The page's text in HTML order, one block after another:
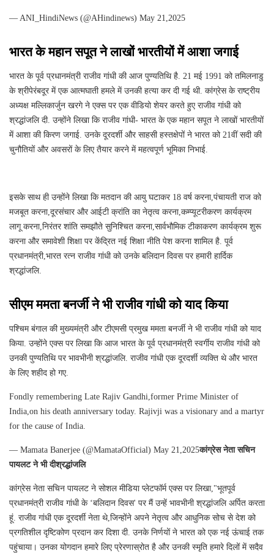
— ANI_HindiNews (@AHindinews) May 21,2025
भारत के महान सपूत ने लाखों भारतीयों में आशा जगाई
भारत के पूर्व प्रधानमंत्री राजीव गांधी की आज पुण्यतिथि है. 21 मई 1991 को तमिलनाडु
के श्रीपेरंबदूर में एक आत्मघाती हमले में उनकी हत्या कर दी गई थी. कांग्रेस के राष्ट्रीय
अध्यक्ष मल्लिकार्जुन खरगे ने एक्स पर एक वीडियो शेयर करते हुए राजीव गांधी को
श्रद्धांजलि दी. उन्होंने लिखा कि राजीव गांधी- भारत के एक महान सपूत ने लाखों भारतीयों
में आशा की किरण जगाई. उनके दूरदर्शी और साहसी हस्तक्षेपों ने भारत को 21वीं सदी की
चुनौतियों और अवसरों के लिए तैयार करने में महत्वपूर्ण भूमिका निभाई.
इसके साथ ही उन्होंने लिखा कि मतदान की आयु घटाकर 18 वर्ष करना,पंचायती राज को
मजबूत करना,दूरसंचार और आईटी क्रांति का नेतृत्व करना,कम्प्यूटरीकरण कार्यक्रम
लागू करना,निरंतर शांति समझौते सुनिश्चित करना,सार्वभौमिक टीकाकरण कार्यक्रम शुरू
करना और समावेशी शिक्षा पर केंद्रित नई शिक्षा नीति पेश करना शामिल है. पूर्व
प्रधानमंत्री,भारत रत्न राजीव गांधी को उनके बलिदान दिवस पर हमारी हार्दिक
श्रद्धांजलि.
सीएम ममता बनर्जी ने भी राजीव गांधी को याद किया
पश्चिम बंगाल की मुख्यमंत्री और टीएमसी प्रमुख ममता बनर्जी ने भी राजीव गांधी को याद
किया. उन्होंने एक्स पर लिखा कि आज भारत के पूर्व प्रधानमंत्री स्वर्गीय राजीव गांधी को
उनकी पुण्यतिथि पर भावभीनी श्रद्धांजलि. राजीव गांधी एक दूरदर्शी व्यक्ति थे और भारत
के लिए शहीद हो गए.
Fondly remembering Late Rajiv Gandhi,former Prime Minister of
India,on his death anniversary today. Rajivji was a visionary and a martyr
for the cause of India.
— Mamata Banerjee (@MamataOfficial) May 21,2025कांग्रेस नेता सचिन
पायलट ने भी दीश्रद्धांजलि
कांग्रेस नेता सचिन पायलट ने सोशल मीडिया प्लेटफॉर्म एक्स पर लिखा,"भूतपूर्व
प्रधानमंत्री राजीव गांधी के ‘बलिदान दिवस' पर मैं उन्हें भावभीनी श्रद्धांजलि अर्पित करता
हूं. राजीव गांधी एक दूरदर्शी नेता थे,जिन्होंने अपने नेतृत्व और आधुनिक सोच से देश को
प्रगतिशील दृष्टिकोण प्रदान कर दिशा दी. उनके निर्णयों ने भारत को एक नई ऊंचाई तक
पहुंचाया। उनका योगदान हमारे लिए प्रेरणास्रोत है और उनकी स्मृति हमारे दिलों में सदैव